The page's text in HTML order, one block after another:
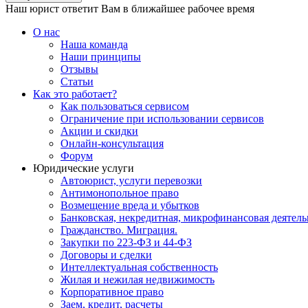
Наш юрист ответит Вам в ближайшее рабочее время
О нас
Наша команда
Наши принципы
Отзывы
Статьи
Как это работает?
Как пользоваться сервисом
Ограничение при использовании сервисов
Акции и скидки
Онлайн-консультация
Форум
Юридические услуги
Автоюрист, услуги перевозки
Антимонопольное право
Возмещение вреда и убытков
Банковская, некредитная, микрофинансовая
Гражданство. Миграция.
Закупки по 223-ФЗ и 44-ФЗ
Договоры и сделки
Интеллектуальная собственность
Жилая и нежилая недвижимость
Корпоративное право
Заем, кредит, расчеты